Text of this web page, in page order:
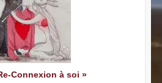
Connexion à soi »